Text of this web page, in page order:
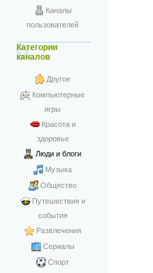
Каналы
пользователей
Категории
каналов
Другое
Компьютерные
игры
Красота и
здоровье
Люди и блоги
Музыка
Общество
Путешествия и
события
Развлечения
Сериалы
Спорт